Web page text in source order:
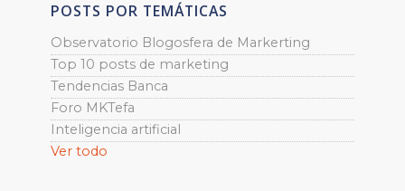
POSTS POR TEMÁTICAS
Observatorio Blogosfera de Markerting
Top 10 posts de marketing
Tendencias Banca
Foro MKTefa
Inteligencia artificial
Ver todo